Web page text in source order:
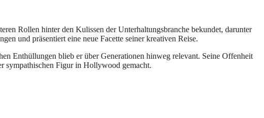
Rollen hinter den Kulissen der Unterhaltungsbranche bekundet, darunter
und präsentiert eine neue Facette seiner kreativen Reise.
Enthüllungen blieb er über Generationen hinweg relevant. Seine Offenheit
sympathischen Figur in Hollywood gemacht.